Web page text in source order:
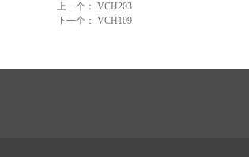
上一个： VCH203
下一个： VCH109